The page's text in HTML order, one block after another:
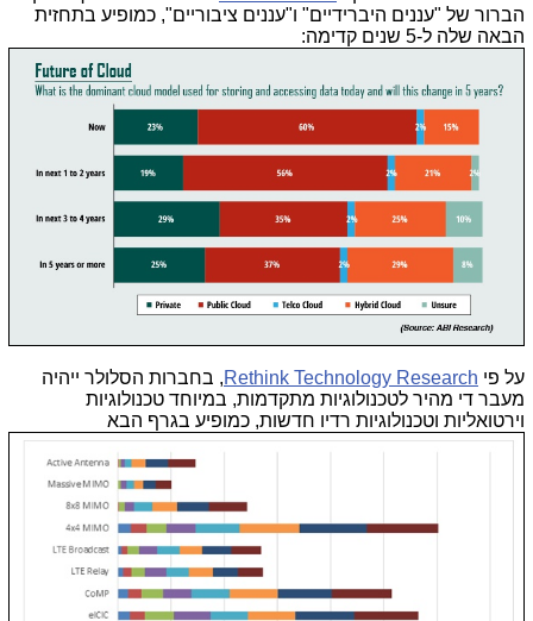
הברור של "עננים היברידיים" ו"עננים ציבוריים", כמופיע בתחזית
הבאה שלה ל-5 שנים קדימה:
על פי Rethink Technology Research, בחברות הסלולר ייהיה
מעבר די מהיר לטכנולוגיות מתקדמות, במיוחד טכנולוגיות
וירטואליות וטכנולוגיות רדיו חדשות, כמופיע בגרף הבא